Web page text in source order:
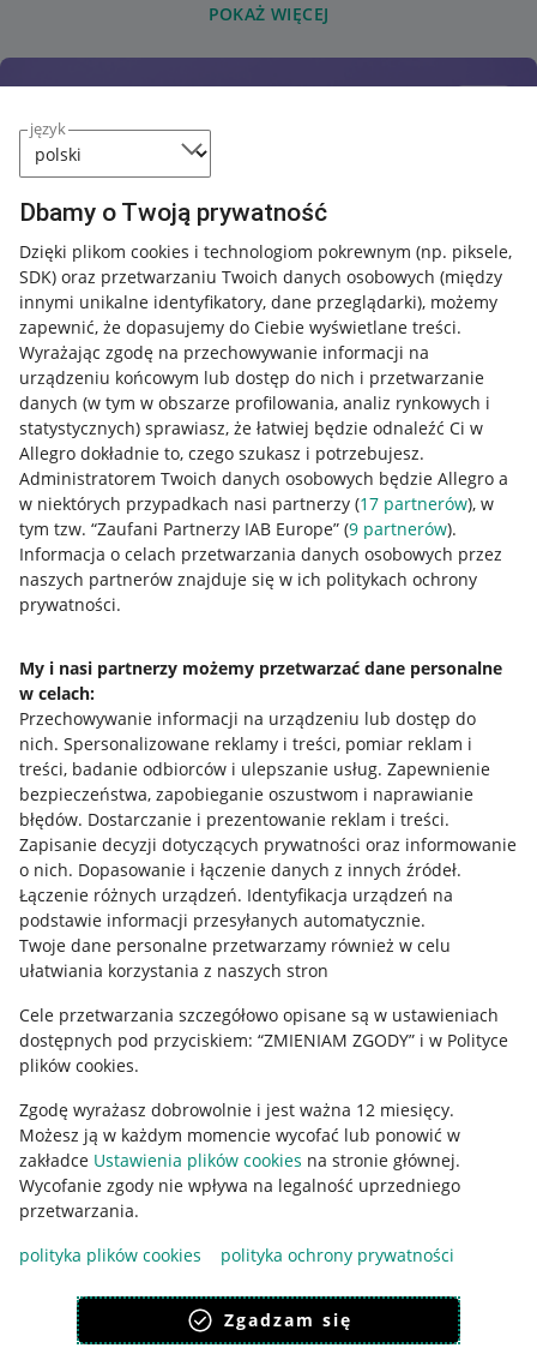
język
Dbamy o Twoją prywatność
Dzięki plikom cookies i technologiom pokrewnym (np. piksele,
SDK) oraz przetwarzaniu Twoich danych osobowych (między
innymi unikalne identyfikatory, dane przeglądarki), możemy
zapewnić, że dopasujemy do Ciebie wyświetlane treści.
Wyrażając zgodę na przechowywanie informacji na
urządzeniu końcowym lub dostęp do nich i przetwarzanie
danych (w tym w obszarze profilowania, analiz rynkowych i
statystycznych) sprawiasz, że łatwiej będzie odnaleźć Ci w
Allegro dokładnie to, czego szukasz i potrzebujesz.
Administratorem Twoich danych osobowych będzie Allegro a
w niektórych przypadkach nasi partnerzy (17 partnerów), w
tym tzw. “Zaufani Partnerzy IAB Europe” (9 partnerów).
Informacja o celach przetwarzania danych osobowych przez
naszych partnerów znajduje się w ich politykach ochrony
prywatności.
My i nasi partnerzy możemy przetwarzać dane personalne
w celach:
Przechowywanie informacji na urządzeniu lub dostęp do
nich. Spersonalizowane reklamy i treści, pomiar reklam i
treści, badanie odbiorców i ulepszanie usług. Zapewnienie
bezpieczeństwa, zapobieganie oszustwom i naprawianie
błędów. Dostarczanie i prezentowanie reklam i treści.
Zapisanie decyzji dotyczących prywatności oraz informowanie
o nich. Dopasowanie i łączenie danych z innych źródeł.
Łączenie różnych urządzeń. Identyfikacja urządzeń na
podstawie informacji przesyłanych automatycznie.
Twoje dane personalne przetwarzamy również w celu
ułatwiania korzystania z naszych stron
Cele przetwarzania szczegółowo opisane są w ustawieniach
dostępnych pod przyciskiem: “ZMIENIAM ZGODY” i w Polityce
plików cookies.
Zgodę wyrażasz dobrowolnie i jest ważna 12 miesięcy.
Możesz ją w każdym momencie wycofać lub ponowić w
zakładce Ustawienia plików cookies na stronie głównej.
Wycofanie zgody nie wpływa na legalność uprzedniego
przetwarzania.
polityka plików cookies
polityka ochrony prywatności
Zgadzam się
POKAŻ WIĘCEJ
Przydatne informacje
Jak to działa
Allegro Gadane dla sprzedających
Allegro Gadane dla kupujących
Mapa miejscowości
Informacje prawne
Regulamin
Polityka plików "cookies"
Ustawienia plików "cookies"
Udostępnianie lokalizacji
Informacje dla Aktu o Usługach Cyfrowych
Pobierz aplikację